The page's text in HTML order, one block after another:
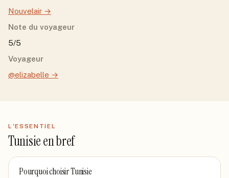
Nouvelair →
Note du voyageur
5/5
Voyageur
@elizabelle →
L'ESSENTIEL
Tunisieen bref
Pourquoi choisirTunisie